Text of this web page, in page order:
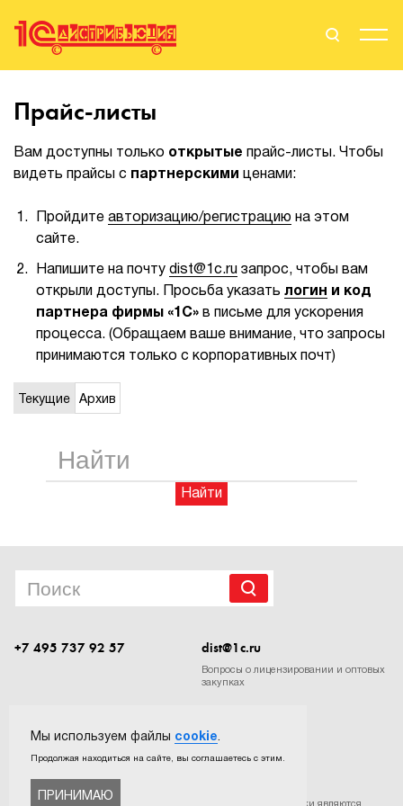
Поиск
Вендоры
Партнерам
События
Сервисы для партнеров
Прайс-листы
Вам доступны только открытые прайс-листы. Чтобы
видеть прайсы с партнерскими ценами:
Пройдите авторизацию/регистрацию на этом
сайте.
Напишите на почту dist@1c.ru запрос, чтобы вам
открыли доступы. Просьба указать логин
и код
партнера фирмы «1С» в письме для ускорения
процесса. (Обращаем ваше внимание, что запросы
принимаются только с корпоративных почт)
Текущие Архив
Найти
+7 495 737 92 57 dist@1c.ru
Вопросы о лицензировании и оптовых
закупках
. Все права защищены. Все торговые марки являются
Мы используем файлы cookie.
Продолжая находиться на сайте, вы соглашаетесь с этим.
ПРИНИМАЮ